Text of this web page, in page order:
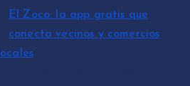
El Zoco: la app gratis que
conecta vecinos y comercios
locales